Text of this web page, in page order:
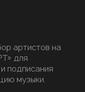
артистов на
для
подписания
музыки.